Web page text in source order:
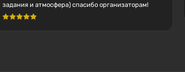
задания и атмосфера) спасибо организаторам!